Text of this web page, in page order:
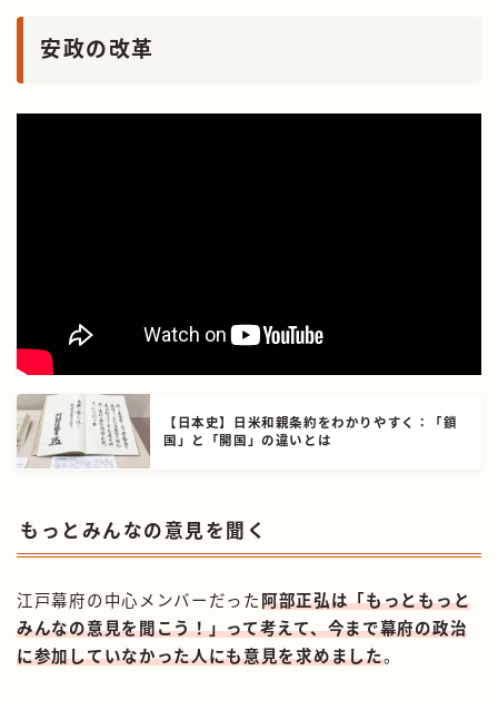
安政の改革
【日本史】日米和親条約をわかりやすく：「鎖
国」と「開国」の違いとは
もっとみんなの意見を聞く
江戸幕府の中心メンバーだった阿部正弘は「もっともっと
みんなの意見を聞こう！」って考えて、今まで幕府の政治
に参加していなかった人にも意見を求めました。